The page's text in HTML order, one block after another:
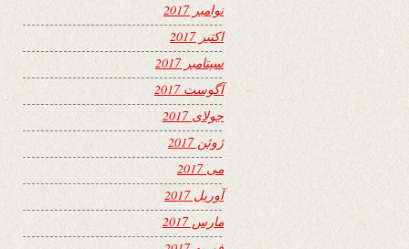
نوامبر 2017
اکتبر 2017
سپتامبر 2017
آگوست 2017
جولای 2017
ژوئن 2017
می 2017
آوریل 2017
مارس 2017